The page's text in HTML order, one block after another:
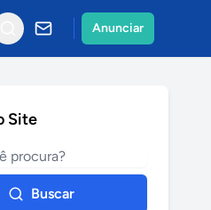
Anunciar
Site
Buscar